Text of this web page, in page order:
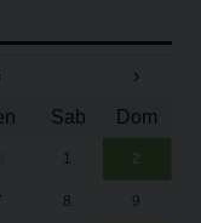
›
Sab Dom
1 2
8 9